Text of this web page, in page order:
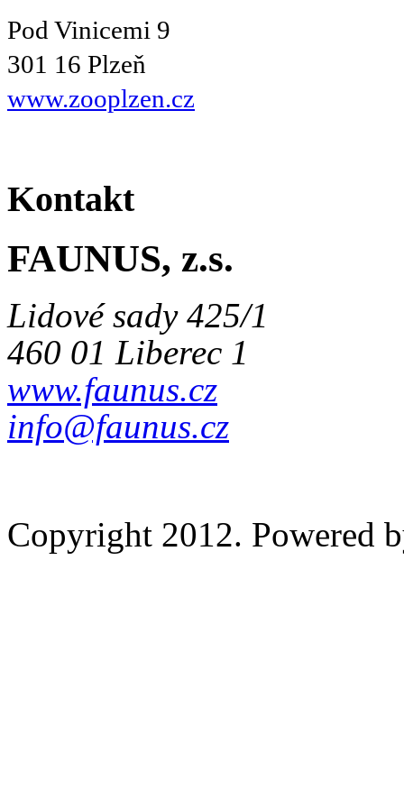
Pod Vinicemi 9
301 16 Plzeň
www.zooplzen.cz
Kontakt
FAUNUS, z.s.
Lidové sady 425/1
460 01 Liberec 1
www.faunus.cz
info@faunus.cz
Copyright 2012. Powered